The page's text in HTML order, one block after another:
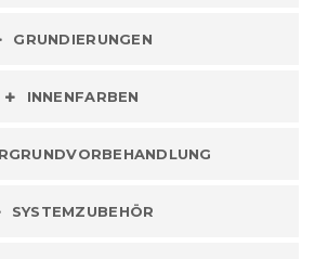
GRUNDIERUNGEN
INNENFARBEN
SYSTEMZUBEHÖR